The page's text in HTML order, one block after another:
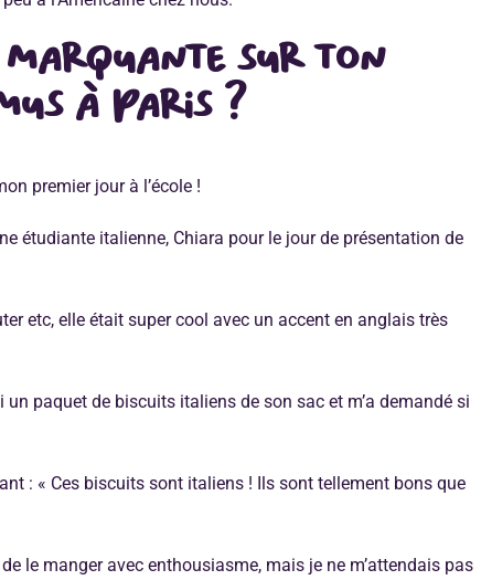
marquante sur ton
à Paris ?
premier jour à l’école !
étudiante italienne, Chiara pour le jour de présentation de
etc, elle était super cool avec un accent en anglais très
paquet de biscuits italiens de son sac et m’a demandé si
: « Ces biscuits sont italiens ! Ils sont tellement bons que
le manger avec enthousiasme, mais je ne m’attendais pas